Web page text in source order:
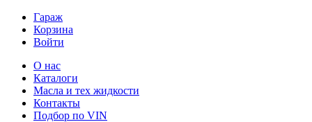
Гараж
Корзина
Войти
О нас
Каталоги
Масла и тех жидкости
Контакты
Подбор по VIN